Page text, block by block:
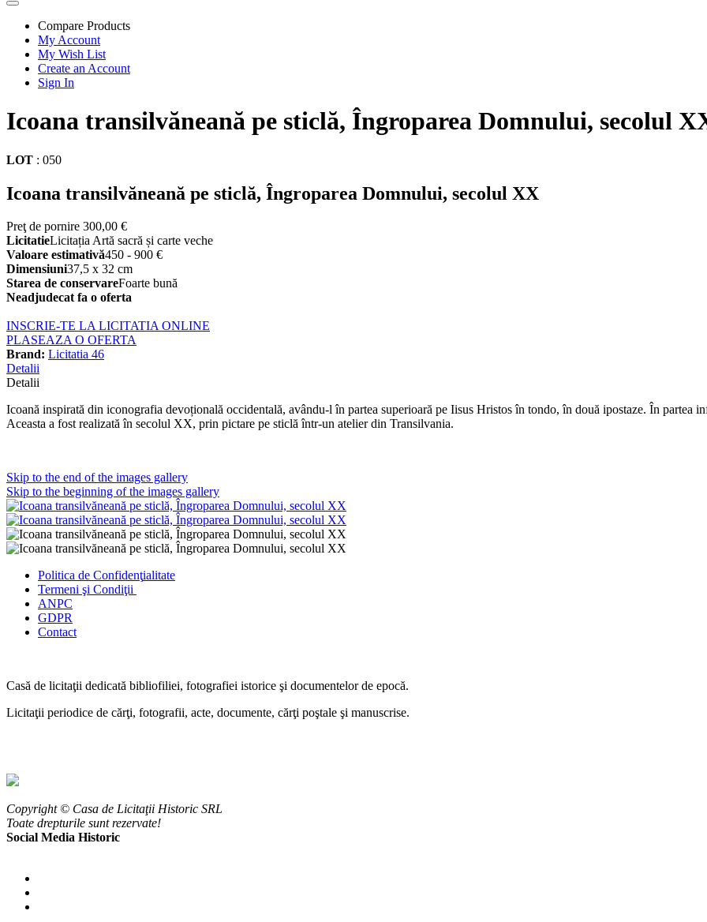
Compare Products
My Account
My Wish List
Create an Account
Sign In
Icoana transilvăneană pe sticlă, Îngroparea Domnului, secolul
LOT : 050
Icoana transilvăneană pe sticlă, Îngroparea Domnului, secolul XX
Preţ de pornire 300,00 €
LicitatieLicitația Artă sacră și carte veche
Valoare estimativă450 - 900 €
Dimensiuni37,5 x 32 cm
Starea de conservareFoarte bună
Neadjudecat fa o oferta
INSCRIE-TE LA LICITATIA ONLINE
PLASEAZA O OFERTA
Brand: Licitatia 46
Detalii
Detalii
Icoană inspirată din iconografia devoțională occidentală, avându-l în partea superioară pe Iisus Hristos în tondo, în două ipostaze. În partea
Aceasta a fost realizată în secolul XX, prin pictare pe sticlă într-un atelier din Transilvania.
Skip to the end of the images gallery
Skip to the beginning of the images gallery
Politica de Confidenţialitate
Termeni şi Condiţii
ANPC
GDPR
Contact
Casă de licitaţii dedicată bibliofiliei, fotografiei istorice şi documentelor de epocă.
Licitaţii periodice de cărţi, fotografii, acte, documente, cărţi poştale şi manuscrise.
Copyright © Casa de Licitaţii Historic SRL
Toate drepturile sunt rezervate!
Social Media Historic